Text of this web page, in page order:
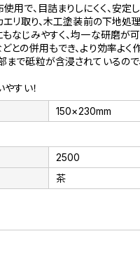
用で、目詰まりしにくく、安定
リ取り、木工塗装前の下地処理
なじみやすく、均一な研磨が可
との併用もでき、より効率よく
まで砥粒が含浸されているの
すい！
150×230mm
2500
茶